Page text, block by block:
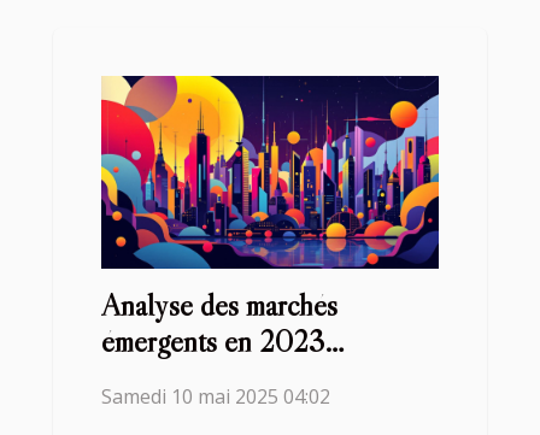
Analyse des marchés
émergents en 2023
Samedi 10 mai 2025 04:02